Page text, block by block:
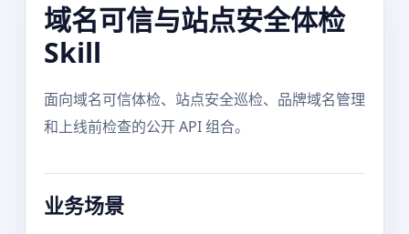
域名可信与站点安全体检
Skill
面向域名可信体检、站点安全巡检、品牌域名管理
和上线前检查的公开 API 组合。
业务场景